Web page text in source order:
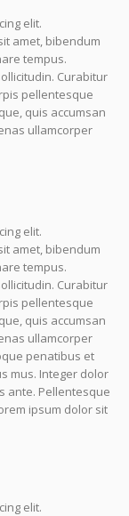
elit.
amet, bibendum
tempus.
Curabitur
pellentesque
quis accumsan
ullamcorper
elit.
amet, bibendum
tempus.
Curabitur
pellentesque
quis accumsan
ullamcorper
penatibus et
mus. Integer dolor
ante. Pellentesque
ipsum dolor sit
elit.